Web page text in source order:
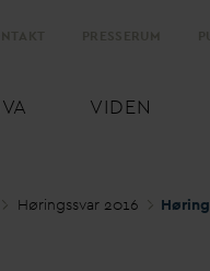
VA VIDEN
Høringssvar 2016